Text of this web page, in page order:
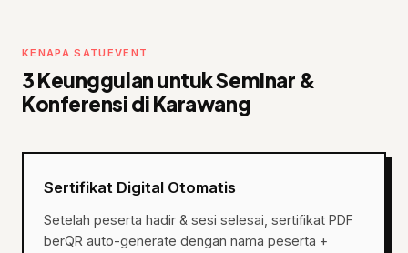
KENAPA SATUEVENT
3 Keunggulan untuk Seminar &
Konferensi di Karawang
Sertifikat Digital Otomatis
Setelah peserta hadir & sesi selesai, sertifikat PDF
berQR auto-generate dengan nama peserta +